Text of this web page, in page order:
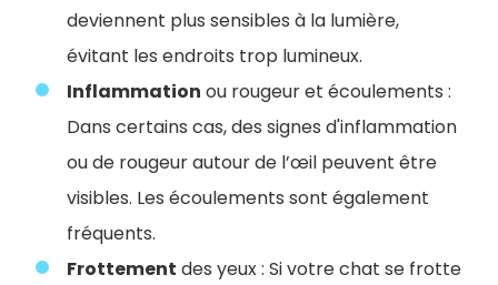
deviennent plus sensibles à la lumière,
évitant les endroits trop lumineux.
Inflammation ou rougeur et écoulements :
Dans certains cas, des signes d'inflammation
ou de rougeur autour de l’œil peuvent être
visibles. Les écoulements sont également
fréquents.
Frottement des yeux : Si votre chat se frotte